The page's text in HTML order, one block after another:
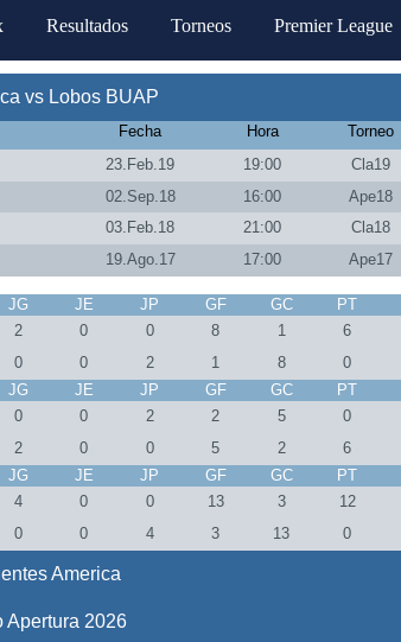
Resultados Torneos Premier League
vs Lobos BUAP
Fecha Hora
Torneo
23.Feb.19 19:00
Cla19
02.Sep.18 16:00
Ape18
03.Feb.18 21:00
Cla18
19.Ago.17 17:00 Ape17
JG JE JP GF GC PT
2 0 0 8 1 6
0 0 2 1 8 0
JG JE JP GF GC PT
0 0 2 2 5 0
2 0 0 5 2 6
JG JE JP GF GC PT
4 0 0 13 3 12
0 0 4 3 13 0
America
Apertura 2026